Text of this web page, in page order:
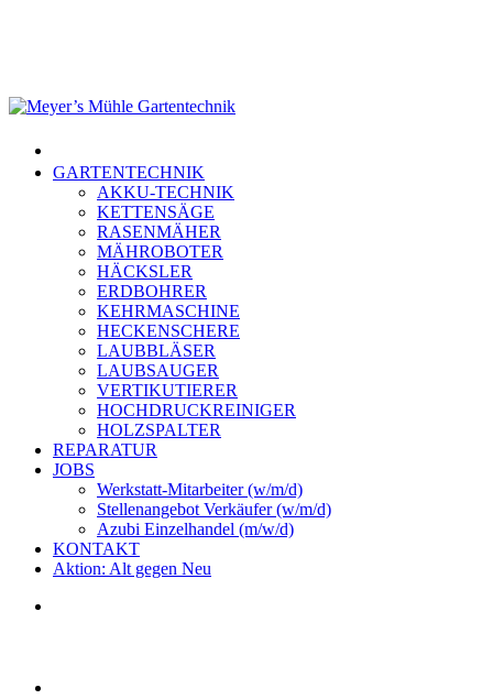
GARTENTECHNIK
AKKU-TECHNIK
KETTENSÄGE
RASENMÄHER
MÄHROBOTER
HÄCKSLER
ERDBOHRER
KEHRMASCHINE
HECKENSCHERE
LAUBBLÄSER
LAUBSAUGER
VERTIKUTIERER
HOCHDRUCKREINIGER
HOLZSPALTER
REPARATUR
JOBS
Werkstatt-Mitarbeiter (w/m/d)
Stellenangebot Verkäufer (w/m/d)
Azubi Einzelhandel (m/w/d)
KONTAKT
Aktion: Alt gegen Neu